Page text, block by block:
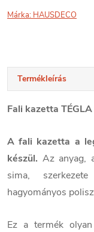
Márka: HAUSDECO
Termékleírás
Fali kazetta
A fali kazetta a
készül. Az anyag,
sima,
hagyományos
Ez a termék